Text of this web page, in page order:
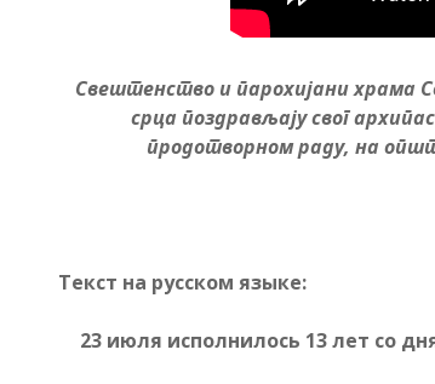
Свештенство и парохијани храма
срца поздрављају свог
продотворном раду, на
Текст на русском языке:
23 июля исполнилось 13 лет со